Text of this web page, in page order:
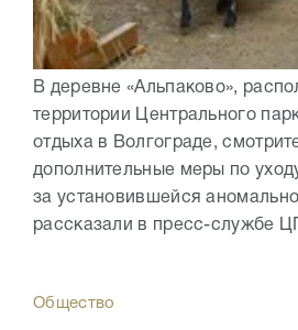
В деревне «Альпаково»,
территории Центрального
отдыха в Волгограде,
дополнительные меры по
за установившейся
рассказали в пресс-службе
Общество